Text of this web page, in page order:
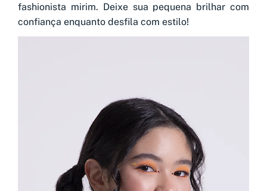
fashionista mirim. Deixe sua pequena brilhar com
confiança enquanto desfila com estilo!